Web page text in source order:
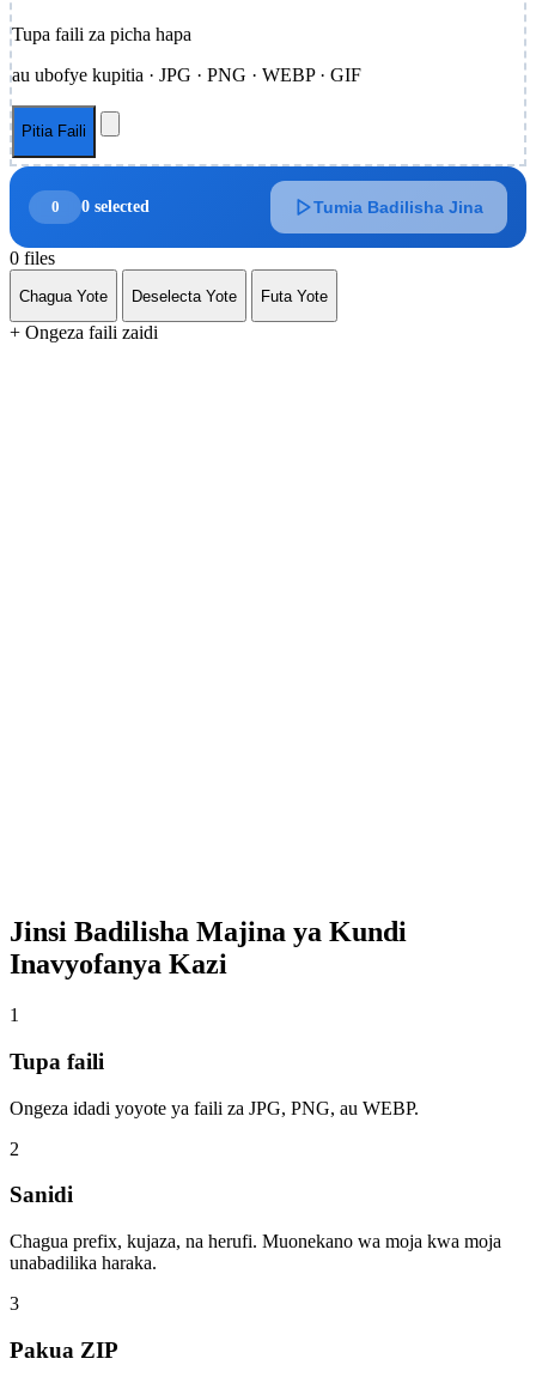
Tupa faili za picha hapa
au ubofye kupitia · JPG · PNG · WEBP · GIF
Pitia Faili
0 0 selected Tumia Badilisha Jina
0 files
Chagua Yote Deselecta Yote Futa Yote
+ Ongeza faili zaidi
Jinsi Badilisha Majina ya Kundi
Inavyofanya Kazi
1
Tupa faili
Ongeza idadi yoyote ya faili za JPG, PNG, au WEBP.
2
Sanidi
Chagua prefix, kujaza, na herufi. Muonekano wa moja kwa moja
unabadilika haraka.
3
Pakua ZIP